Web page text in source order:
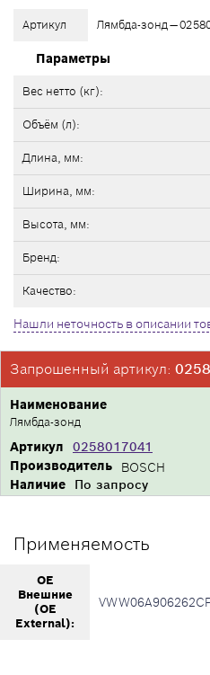
Артикул Лямбда-зонд —
Параметры
Вес нетто (кг):
Объём (л):
Длина, мм:
Ширина, мм:
Высота, мм:
Бренд:
Качество:
Нашли неточность в описании
Запрошенный артикул:
Производитель BOSCH
Артикул 0258017041
Наименование
Лямбда-зонд
Наличие По запросу
Применяемость
OE
Внешние
(OE
External):